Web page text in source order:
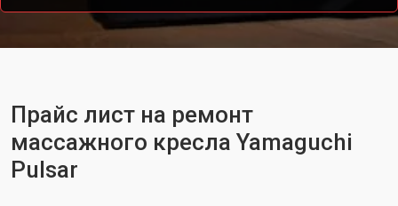
Прайс лист на ремонт
массажного кресла Yamaguchi
Pulsar